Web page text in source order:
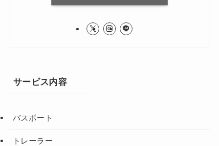
サービス内容
バスボート
トレーラー